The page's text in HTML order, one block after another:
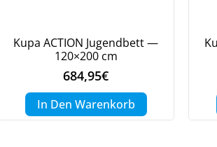
Kupa ACTION Jugendbett —
120×200 cm
684,95€
In Den Warenkorb